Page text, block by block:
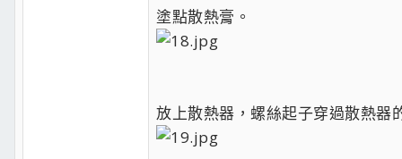
塗點散熱膏。
放上散熱器，螺絲起子穿過散熱器